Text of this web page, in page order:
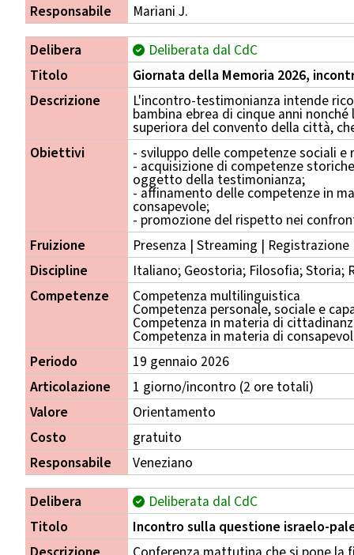
Responsabile
Mariani J.
Delibera
Deliberata dal CdC
Titolo
Giornata della Memoria 2026,
Descrizione
L'incontro-testimonianza intende
bambina ebrea di cinque anni
superiora del convento della città,
Obiettivi
- sviluppo delle competenze sociali e
- acquisizione di competenze
oggetto della testimonianza;
- affinamento delle competenze in
consapevole;
- promozione del rispetto nei
Fruizione
Presenza | Streaming | Registrazione
Discipline
Italiano; Geostoria; Filosofia; Storia;
Competenze
Competenza multilinguistica
Competenza personale, sociale e
Competenza in materia di
Competenza in materia di
Periodo
19 gennaio 2026
Articolazione
1 giorno/incontro (2 ore totali)
Valore
Orientamento
Costo
gratuito
Responsabile
Veneziano
Delibera
Deliberata dal CdC
Titolo
Incontro sulla questione israelo-